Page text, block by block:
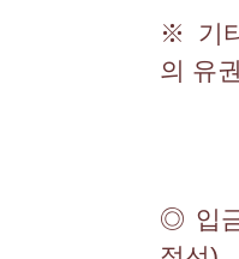
※ 기
의 유
◎ 입